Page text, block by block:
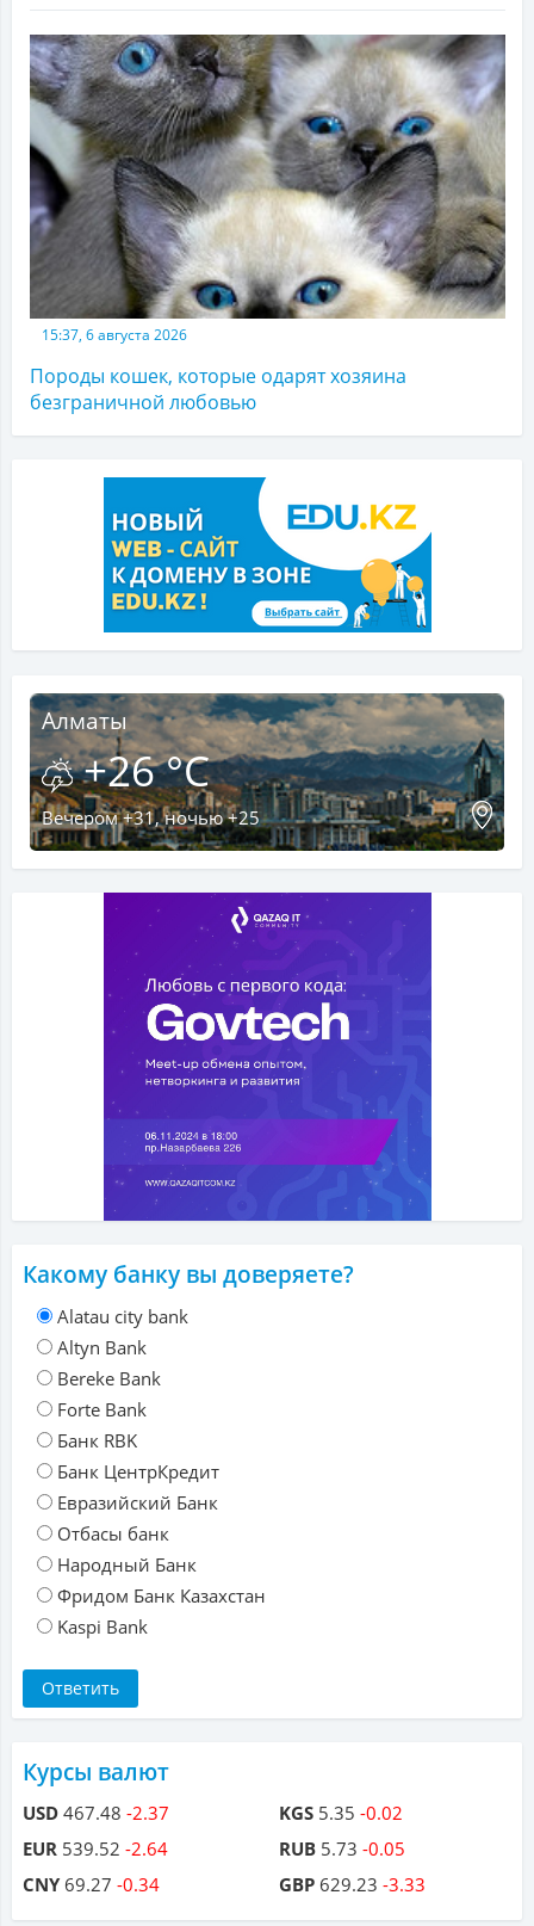
15:37, 6 августа 2026
Породы кошек, которые одарят хозяина
безграничной любовью
Алматы
+26 °C
Вечером +31, ночью +25
Какому банку вы доверяете?
Alatau city bank
Altyn Bank
Bereke Bank
Forte Bank
Банк RBK
Банк ЦентрКредит
Евразийский Банк
Отбасы банк
Народный Банк
Фридом Банк Казахстан
Kaspi Bank
Курсы валют
USD 467.48 -2.37
EUR 539.52 -2.64
CNY69.27 -0.34
KGS 5.35 -0.02
RUB 5.73 -0.05
GBP 629.23 -3.33